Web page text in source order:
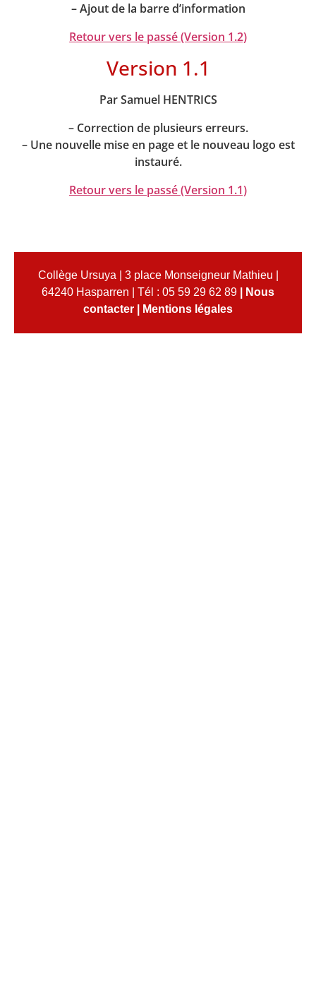
– Ajout de la barre d’information
Retour vers le passé (Version 1.2)
Version 1.1
Par Samuel HENTRICS
– Correction de plusieurs erreurs.
– Une nouvelle mise en page et le nouveau logo est
instauré.
Retour vers le passé (Version 1.1)
Collège Ursuya | 3 place Monseigneur Mathieu |
64240 Hasparren | Tél : 05 59 29 62 89
Nous
contacter
Mentions légales